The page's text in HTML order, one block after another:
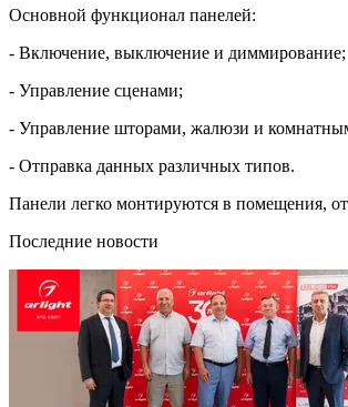
Основной функционал панелей:
- Включение, выключение и диммирование;
- Управление сценами;
- Управление шторами, жалюзи и
- Отправка данных различных типов.
Панели легко монтируются в помещения,
Последние новости